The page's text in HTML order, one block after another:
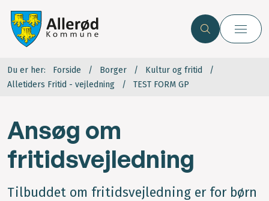
Du er her: Forside Borger
Kultur og fritid
Alletiders Fritid - vejledning
TEST FORM GP
Ansøg om
fritidsvejledning
Tilbuddet om fritidsvejledning er for børn